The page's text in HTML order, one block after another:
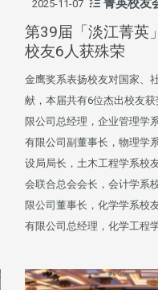
2025-11-07 菁英校友
第39届「淡江菁英
校友6人获殊荣
金鹰奖系表扬校友对国家、
献，本届共有6位杰出校友
限公司总经理，企业管理学
有限公司副董事长，物理学
设局局长，土木工程学系校
会联合总会会长，会计学系
限公司董事长，化学学系校
有限公司总经理，化学工程